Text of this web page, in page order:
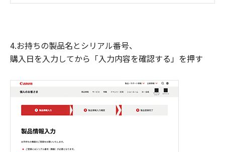
4.お持ちの製品名とシリアル番号、
購入日を入力してから「入力内容を確認する」を押す